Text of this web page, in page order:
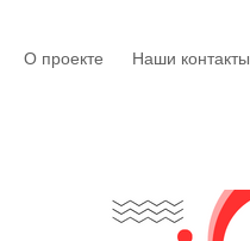
О проекте Наши контакты